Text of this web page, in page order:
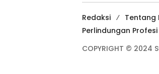
Redaksi Tentang
Perlindungan
COPYRIGHT © 2024